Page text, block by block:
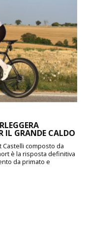
IL GRANDE CALDO
Castelli composto da
è la risposta definitiva
da primato e